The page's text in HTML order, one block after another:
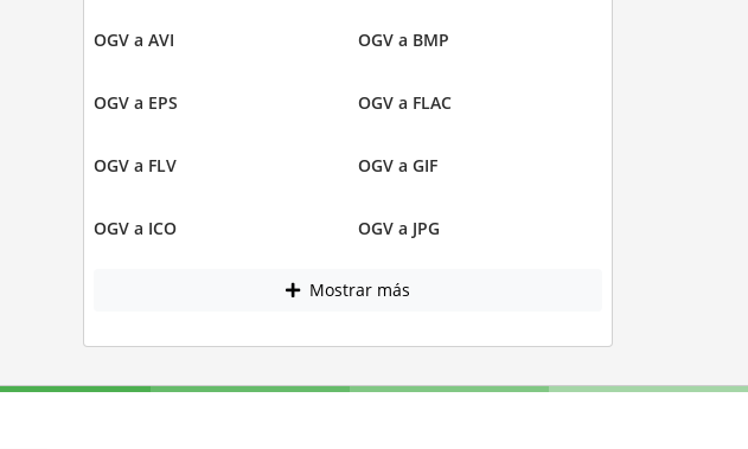
OGV a AVI OGV a BMP
OGV a EPS OGV a FLAC
OGV a FLV OGV a GIF
OGV a ICO OGV a JPG
Mostrar más